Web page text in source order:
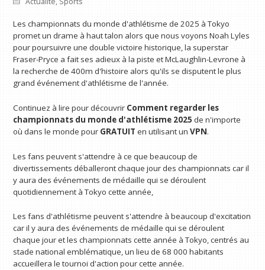
Les championnats du monde d'athlétisme de 2025 à Tokyo
promet un drame à haut talon alors que nous voyons Noah Lyles
pour poursuivre une double victoire historique, la superstar
Fraser-Pryce a fait ses adieux à la piste et McLaughlin-Levrone à
la recherche de 400m d'histoire alors qu'ils se disputent le plus
grand événement d'athlétisme de l'année.
Continuez à lire pour découvrir Comment regarder les
championnats du monde d'athlétisme 2025 de n'importe
où dans le monde pour GRATUIT en utilisant unVPN.
Les fans peuvent s'attendre à ce que beaucoup de
divertissements déballeront chaque jour des championnats car il
y aura des événements de médaille qui se déroulent
quotidiennement à Tokyo cette année,
Les fans d'athlétisme peuvent s'attendre à beaucoup d'excitation
car il y aura des événements de médaille qui se déroulent
chaque jour et les championnats cette année à Tokyo, centrés au
stade national emblématique, un lieu de 68 000 habitants
accueillera le tournoi d'action pour cette année.